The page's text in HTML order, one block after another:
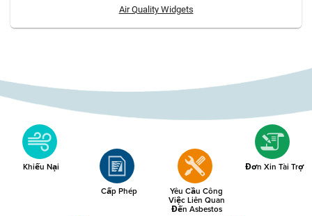
Air Quality Widgets
Khiếu Nại
Cấp Phép Yêu Cầu Công
Việc Liên Quan
Đến Asbestos
Đơn Xin Tài Trợ